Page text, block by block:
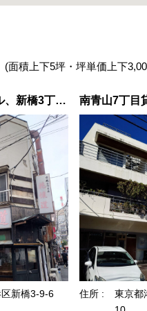
(面積上下5坪・坪単価上下